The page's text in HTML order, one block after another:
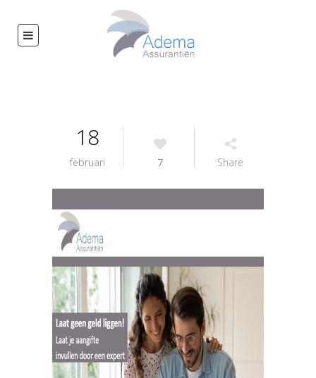
18
februari 7 Share